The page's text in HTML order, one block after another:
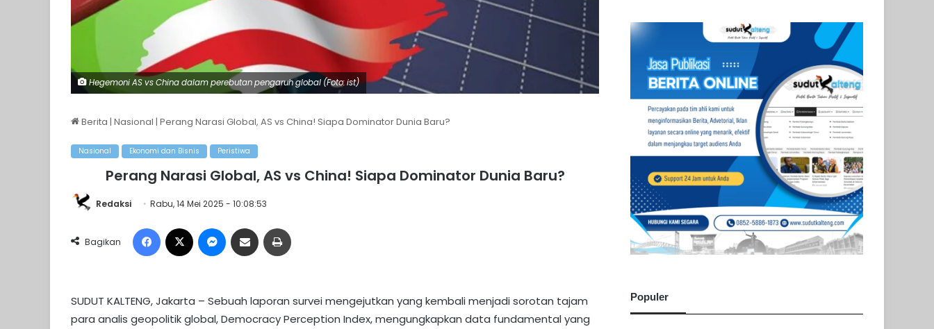
Hegemoni AS vs China dalam perebutan pengaruh global (Foto: ist)
Berita | Nasional | Perang Narasi Global, AS vs China! Siapa Dominator Dunia Baru?
Nasional Ekonomi dan Bisnis Peristiwa
Perang Narasi Global, AS vs China! Siapa Dominator Dunia Baru?
Redaksi Rabu, 14 Mei 2025 - 10:08:53
Bagikan
Facebook Messenger
Share via Email
SUDUT KALTENG, Jakarta – Sebuah laporan survei mengejutkan yang kembali menjadi sorotan tajam
para analis geopolitik global, Democracy Perception Index, mengungkapkan data fundamental yang
Populer